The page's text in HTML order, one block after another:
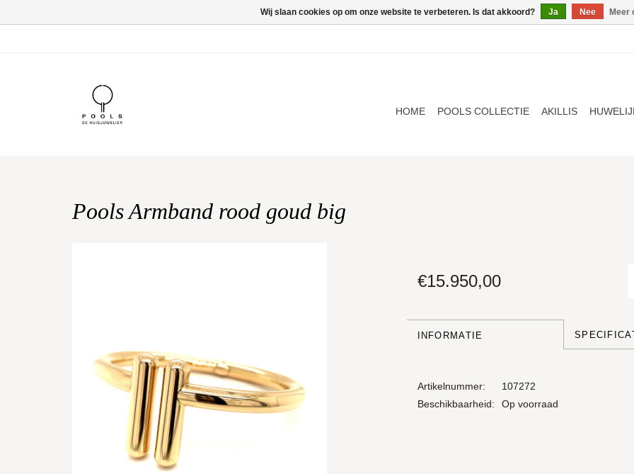
HOME POOLS COLLECTIE AKILLIS
Pools Armband rood goud big
€15.950,00
INFORMATIE
Artikelnummer:
107272
Beschikbaarheid:
Op voorraad
Wij slaan cookies op om onze website te verbeteren. Is dat akkoord? Ja Nee Meer